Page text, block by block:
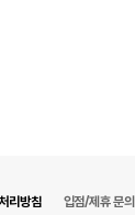
리방침 입점/제휴 문의